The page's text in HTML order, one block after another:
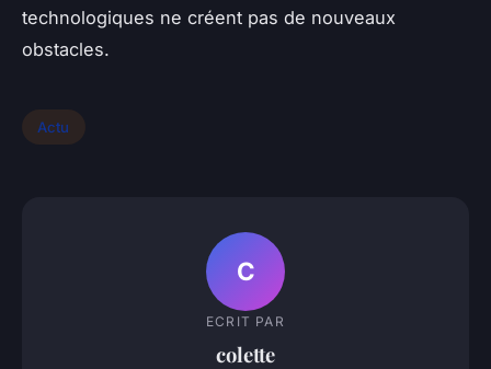
technologiques ne créent pas de nouveaux
obstacles.
Actu
C
ECRIT PAR
colette